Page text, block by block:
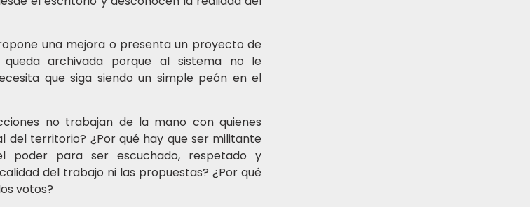
una mejora o presenta un proyecto de
queda archivada porque al sistema no le
que siga siendo un simple peón en el
no trabajan de la mano con quienes
del territorio? ¿Por qué hay que ser militante
para ser escuchado, respetado y
del trabajo ni las propuestas? ¿Por qué
votos?